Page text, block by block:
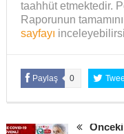
taahhüt etmektedir.
Raporunun
sayfayı
Paylaş 0
Önceki